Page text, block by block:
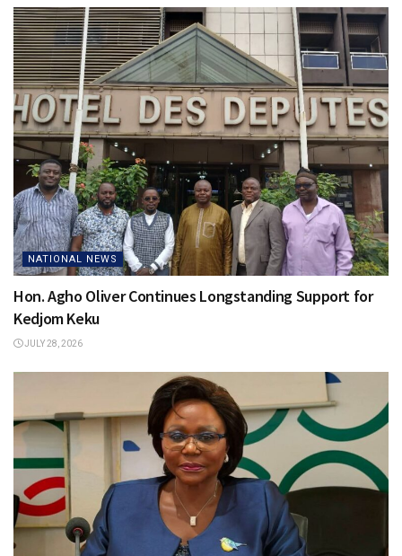
NATIONAL NEWS
Hon. Agho Oliver Continues Longstanding Support for
Kedjom Keku
JULY 28, 2026